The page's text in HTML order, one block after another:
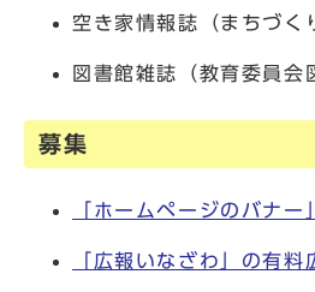
空き家情報誌（まちづく
図書館雑誌（教育委員会
募集
「ホームページのバナー
「広報いなざわ」の有料